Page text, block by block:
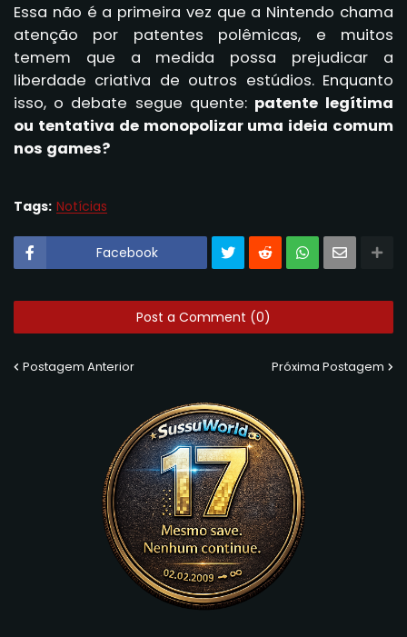
Essa não é a primeira vez que a Nintendo chama
atenção por patentes polêmicas, e muitos
temem que a medida possa prejudicar a
liberdade criativa de outros estúdios. Enquanto
isso, o debate segue quente: patente legítima
ou tentativa de monopolizar uma ideia comum
nos games?
Tags: Notícias
Facebook
Post a Comment (0)
Postagem Anterior Próxima Postagem